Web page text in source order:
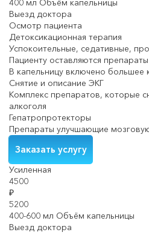
400 мл Объём капельницы
Выезд доктора
Осмотр пациента
Детоксикационная терапия
Успокоительные, седативные,
Пациенту оставляются
В капельницу включено большее
Снятие и описание ЭКГ
Комплекс препаратов, которые
алкоголя
Гепатропротекторы
Препараты улучшающие
Заказать услугу
Усиленная
4500
₽
5200
400-600 мл Объём капельницы
Выезд доктора